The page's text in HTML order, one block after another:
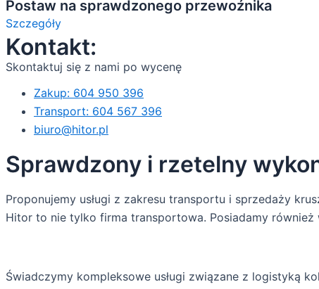
Postaw na sprawdzonego przewoźnika
Szczegóły
Kontakt:
Skontaktuj się z nami po wycenę
Zakup: 604 950 396
Transport: 604 567 396
biuro@hitor.pl
Sprawdzony i rzetelny
Proponujemy usługi z zakresu transportu i sprzedaży
Hitor to nie tylko firma transportowa. Posiadamy również
Świadczymy kompleksowe usługi związane z logistyką